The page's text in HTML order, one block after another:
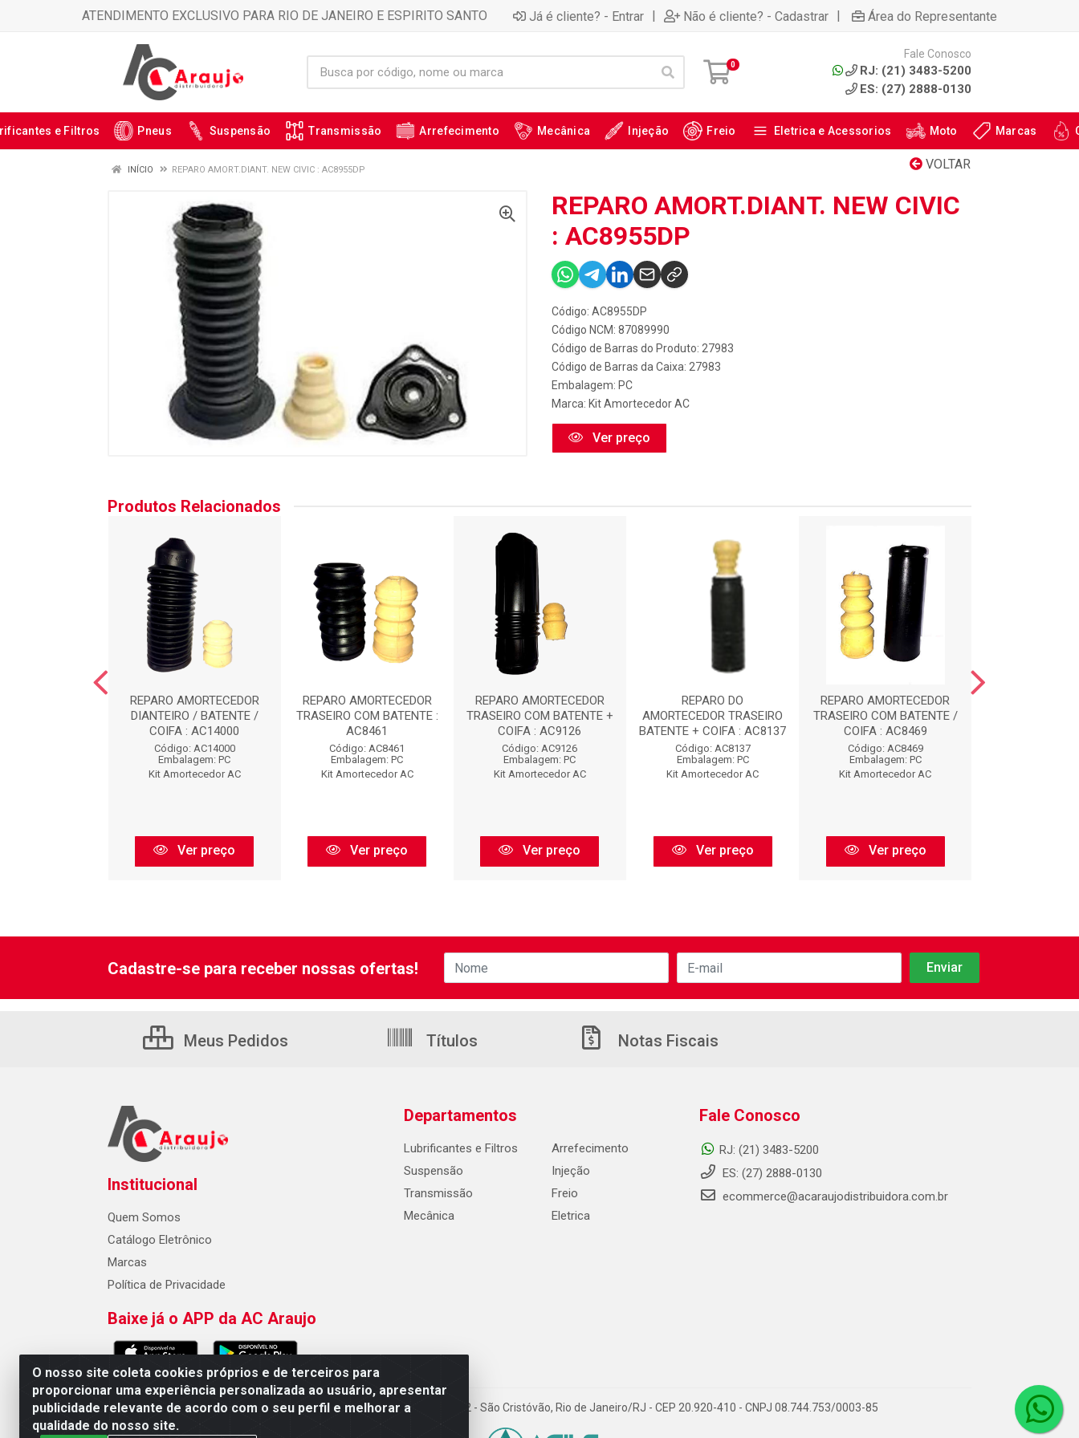
ATENDIMENTO EXCLUSIVO PARA RIO DE JANEIRO E ESPIRITO SANTO Já é cliente? - Entrar | Não é cliente? - Cadastrar | Área do Representante
0
Fale Conosco
RJ: (21) 3483-5200
ES: (27) 2888-0130
e Filtros Pneus Suspensão Transmissão Arrefecimento Mecânica Injeção Freio Eletrica e Acessorios Moto Marcas
VOLTAR
INÍCIO REPARO AMORT.DIANT. NEW CIVIC : AC8955DP
REPARO AMORT.DIANT. NEW CIVIC
: AC8955DP
Código: AC8955DP
Código NCM: 87089990
Código de Barras do Produto: 27983
Código de Barras da Caixa: 27983
Embalagem: PC
Marca: Kit Amortecedor AC
Ver preço
Produtos Relacionados
REPARO AMORTECEDOR
DIANTEIRO / BATENTE /
COIFA : AC14000
Código: AC14000
Embalagem: PC
Kit Amortecedor AC
Ver preço
REPARO AMORTECEDOR
TRASEIRO COM BATENTE :
AC8461
Código: AC8461
Embalagem: PC
Kit Amortecedor AC
Ver preço
REPARO AMORTECEDOR
TRASEIRO COM BATENTE +
COIFA : AC9126
Código: AC9126
Embalagem: PC
Kit Amortecedor AC
Ver preço
REPARO DO
AMORTECEDOR TRASEIRO
BATENTE + COIFA : AC8137
Código: AC8137
Embalagem: PC
Kit Amortecedor AC
Ver preço
REPARO AMORTECEDOR
TRASEIRO COM BATENTE /
COIFA : AC8469
Código: AC8469
Embalagem: PC
Kit Amortecedor AC
Ver preço
O nosso site coleta cookies próprios e de terceiros para
proporcionar uma experiência personalizada ao usuário, apresentar
publicidade relevante de acordo com o seu perfil e melhorar a
qualidade do nosso site.
Cadastre-se para receber nossas ofertas!
Meus Pedidos Títulos Notas Fiscais
Institucional
Quem Somos
Catálogo Eletrônico
Marcas
Política de Privacidade
Baixe já o APP da AC Araujo
Departamentos
Lubrificantes e Filtros
Suspensão
Transmissão
Mecânica
Arrefecimento
Injeção
Freio
Eletrica
Fale Conosco
RJ: (21) 3483-5200
ES: (27) 2888-0130
ecommerce@acaraujodistribuidora.com.br
AC Araujo Distribuidora - Rua Carneiro de Campos, 42 - São Cristóvão, Rio de Janeiro/RJ - CEP 20.920-410 - CNPJ 08.744.753/0003-85